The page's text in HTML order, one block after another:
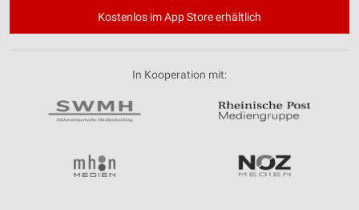
Kostenlos im App Store erhältlich
In Kooperation mit: